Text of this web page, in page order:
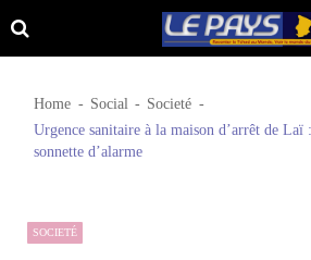
Skip
to
Skip
to
Home Social
Societé
Urgence sanitaire à la maison d’arrêt de
sonnette d’alarme
SOCIETÉ